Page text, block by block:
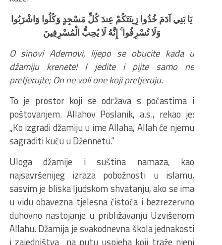
يَا بَنِي آدَمَ خُذُوا زِينَتَكُمْ عِندَ كُلِّ مَسْجِدٍ وَكُلُوا وَاشْرَبُوا
وَلَا تُسْرِفُوا ۚ إِنَّهُ لَا يُحِبُّ الْمُسْرِفِينَ
O sinovi Ademovi, lijepo se obucite kada u
džamiju krenete! I jedite i pijte samo ne
pretjerujte; On ne voli one koji pretjeruju.
To je prostor koji se održava s počastima i
poštovanjem. Allahov Poslanik, a.s., rekao je:
„Ko izgradi džamiju u ime Allaha, Allah će njemu
sagraditi kuću u Džennetu.“
Uloga džamije i suština namaza, kao
najsavršenijeg izraza pobožnosti u islamu,
sasvim je bliska ljudskom shvatanju, ako se ima
u vidu obavezna tjelesna čistoća i bezrezervno
duhovno nastojanje u približavanju Uzvišenom
Allahu. Džamija je svakodnevna škola jednakosti
i zajedništva na putu uspjeha koji traže njeni